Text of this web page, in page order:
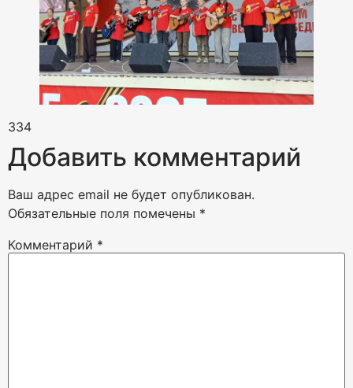
334
Добавить комментарий
Ваш адрес email не будет опубликован.
Обязательные поля помечены *
Комментарий *